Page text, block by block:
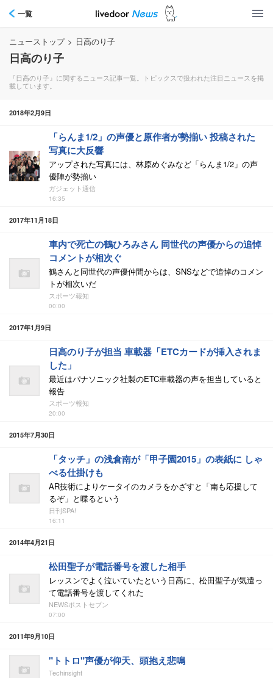
一覧
ニューストップ > 日高のり子
日高のり子
『日高のり子』に関するニュース記事一覧。トピックスで扱われた注目ニュースを掲
載しています。
2018年2月9日
「らんま1/2」の声優と原作者が勢揃い 投稿された
写真に大反響
アップされた写真には、林原めぐみなど「らんま1/2」の声
優陣が勢揃い
ガジェット通信
16:35
2017年11月18日
車内で死亡の鶴ひろみさん 同世代の声優からの追悼
コメントが相次ぐ
鶴さんと同世代の声優仲間からは、SNSなどで追悼のコメン
トが相次いだ
スポーツ報知
00:00
2017年1月9日
日高のり子が担当 車載器「ETCカードが挿入されま
した」
最近はパナソニック社製のETC車載器の声を担当していると
報告
スポーツ報知
20:00
2015年7月30日
「タッチ」の浅倉南が「甲子園2015」の表紙に しゃ
べる仕掛けも
AR技術によりケータイのカメラをかざすと「南も応援して
るぞ」と喋るという
日刊SPA!
16:11
2014年4月21日
松田聖子が電話番号を渡した相手
レッスンでよく泣いていたという日高に、松田聖子が気遣っ
て電話番号を渡してくれた
NEWSポストセブン
07:00
2011年9月10日
"トトロ"声優が仰天、頭抱え悲鳴
Techinsight